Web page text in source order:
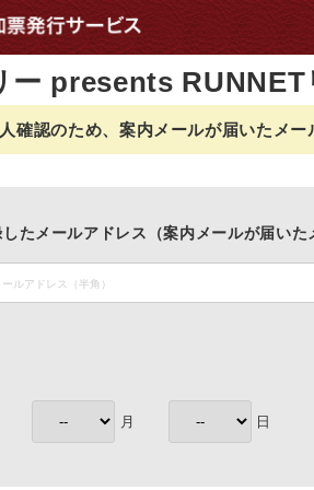
ー presents
確認のため、案内メールが届いたメ
たメールアドレス（案内メールが届いた
月 日